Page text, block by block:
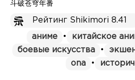
斗破苍穹年番
Рейтинг Shikimori 8.41
аниме • китайское
боевые искусства
•
ona
•